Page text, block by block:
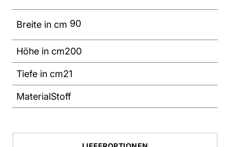
Breite in cm 90
Höhe in cm200
Tiefe in cm21
MaterialStoff